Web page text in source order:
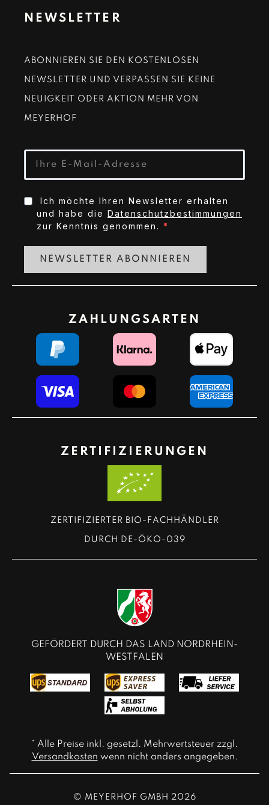
NEWSLETTER
ABONNIEREN SIE DEN KOSTENLOSEN
NEWSLETTER UND VERPASSEN SIE KEINE
NEUIGKEIT ODER AKTION MEHR VON
MEYERHOF
Ich möchte Ihren Newsletter erhalten
und habe die Datenschutzbestimmungen
zur Kenntnis genommen.
NEWSLETTER ABONNIEREN
ZAHLUNGSARTEN
ZERTIFIZIERUNGEN
ZERTIFIZIERTER BIO-FACHHÄNDLER
DURCH DE-ÖKO-039
GEFÖRDERT DURCH DAS LAND NORDRHEIN-
WESTFALEN
* Alle Preise inkl. gesetzl. Mehrwertsteuer zzgl.
Versandkosten wenn nicht anders angegeben.
© MEYERHOF GMBH 2026